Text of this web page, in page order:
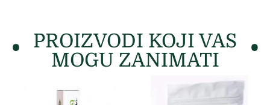
PROIZVODI KOJI VAS
MOGU ZANIMATI